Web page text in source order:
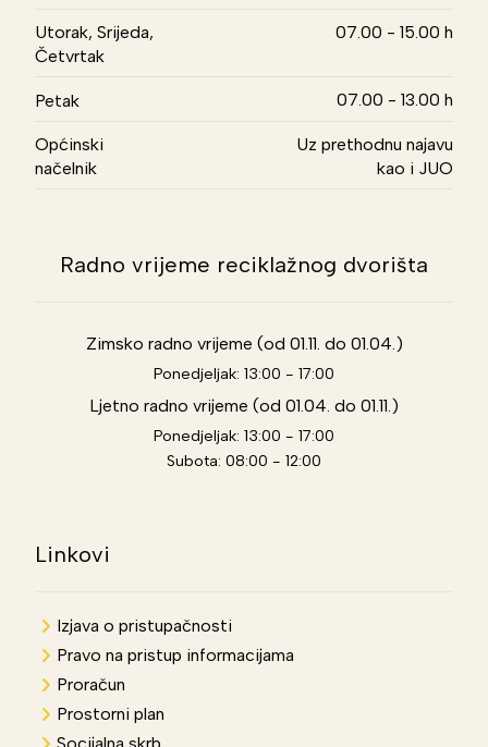
Utorak, Srijeda,
Četvrtak
07.00 - 15.00 h
Petak 07.00 - 13.00 h
Općinski
načelnik
Uz prethodnu najavu
kao i JUO
Radno vrijeme reciklažnog dvorišta
Zimsko radno vrijeme (od 01.11. do 01.04.)
Ponedjeljak: 13:00 - 17:00
Ljetno radno vrijeme (od 01.04. do 01.11.)
Ponedjeljak: 13:00 - 17:00
Subota: 08:00 - 12:00
Linkovi
Izjava o pristupačnosti
Pravo na pristup informacijama
Proračun
Prostorni plan